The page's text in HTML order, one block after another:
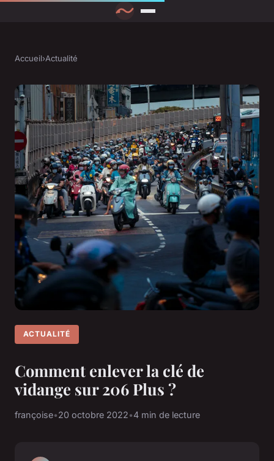
Accueil›Actualité
ACTUALITÉ
Comment enlever la clé de
vidange sur 206 Plus ?
françoise•20 octobre 2022•4 min de lecture